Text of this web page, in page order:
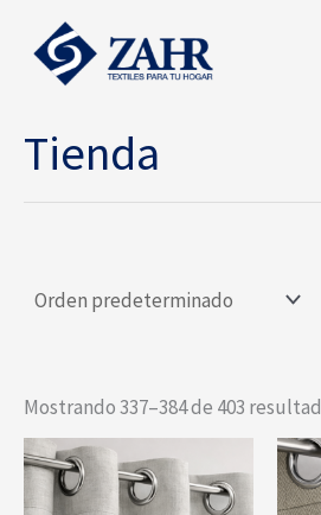
contenido
Tienda
Mostrando 337–384 de 403